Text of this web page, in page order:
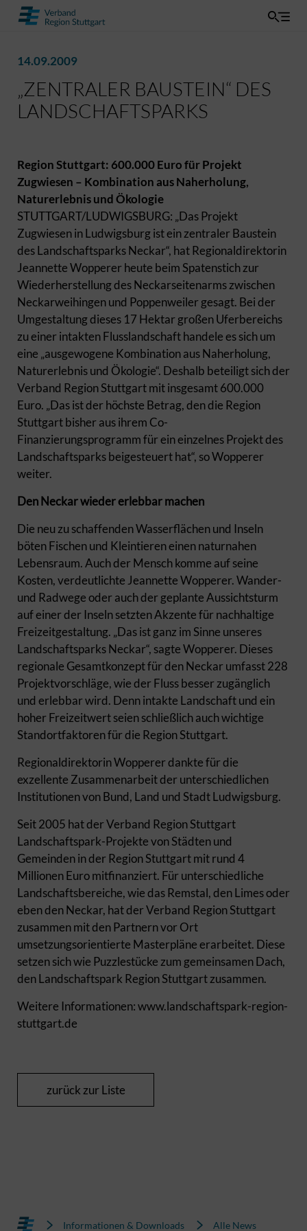
14.09.2009
„ZENTRALER BAUSTEIN“ DES
LANDSCHAFTSPARKS
Region Stuttgart: 600.000 Euro für Projekt
Zugwiesen – Kombination aus Naherholung,
Naturerlebnis und Ökologie
STUTTGART/LUDWIGSBURG: „Das Projekt
Zugwiesen in Ludwigsburg ist ein zentraler Baustein
des Landschaftsparks Neckar“, hat Regionaldirektorin
Jeannette Wopperer heute beim Spatenstich zur
Wiederherstellung des Neckarseitenarms zwischen
Neckarweihingen und Poppenweiler gesagt. Bei der
Umgestaltung dieses 17 Hektar großen Uferbereichs
zu einer intakten Flusslandschaft handele es sich um
eine „ausgewogene Kombination aus Naherholung,
Naturerlebnis und Ökologie“. Deshalb beteiligt sich der
Verband Region Stuttgart mit insgesamt 600.000
Euro. „Das ist der höchste Betrag, den die Region
Stuttgart bisher aus ihrem Co-
Finanzierungsprogramm für ein einzelnes Projekt des
Landschaftsparks beigesteuert hat“, so Wopperer
weiter.
Den Neckar wieder erlebbar machen
Die neu zu schaffenden Wasserflächen und Inseln
böten Fischen und Kleintieren einen naturnahen
Lebensraum. Auch der Mensch komme auf seine
Kosten, verdeutlichte Jeannette Wopperer. Wander-
und Radwege oder auch der geplante Aussichtsturm
auf einer der Inseln setzten Akzente für nachhaltige
Freizeitgestaltung. „Das ist ganz im Sinne unseres
Landschaftsparks Neckar“, sagte Wopperer. Dieses
regionale Gesamtkonzept für den Neckar umfasst 228
Projektvorschläge, wie der Fluss besser zugänglich
und erlebbar wird. Denn intakte Landschaft und ein
hoher Freizeitwert seien schließlich auch wichtige
Standortfaktoren für die Region Stuttgart.
Regionaldirektorin Wopperer dankte für die
exzellente Zusammenarbeit der unterschiedlichen
Institutionen von Bund, Land und Stadt Ludwigsburg.
Seit 2005 hat der Verband Region Stuttgart
Landschaftspark-Projekte von Städten und
Gemeinden in der Region Stuttgart mit rund 4
Millionen Euro mitfinanziert. Für unterschiedliche
Landschaftsbereiche, wie das Remstal, den Limes oder
eben den Neckar, hat der Verband Region Stuttgart
zusammen mit den Partnern vor Ort
umsetzungsorientierte Masterpläne erarbeitet. Diese
setzen sich wie Puzzlestücke zum gemeinsamen Dach,
den Landschaftspark Region Stuttgart zusammen.
Weitere Informationen: www.landschaftspark-region-
stuttgart.de
zurück zur Liste
Informationen & Downloads Alle News